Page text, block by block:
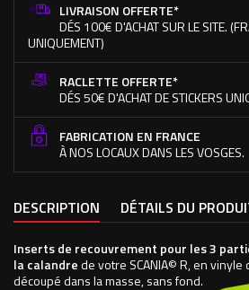
LIVRAISON OFFERTE*
DÉS 100€ D'ACHAT SUR LE SITE.
UNIQUEMENT)
RACLETTE OFFERTE*
DÉS 50€ D'ACHAT DE STICKERS
FABRICATION EN FRANCE
À NOS LOCAUX DANS LES VOSGES.
DESCRIPTION DÉTAILS DU
Inserts de recouvrement pour les 3
la calandrede votre SCANIA© R, en
découpé dans la masse, sans fond.